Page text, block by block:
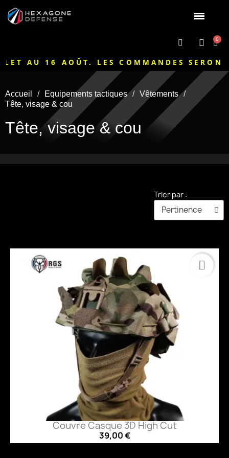
AU 16 AOÛT. LES COMMANDES
Accueil Equipements tactiques
Vêtements
Tête, visage & cou
Tête, visage & cou
Trier par :
Couvre Casque 3D High Cut
39,00 €